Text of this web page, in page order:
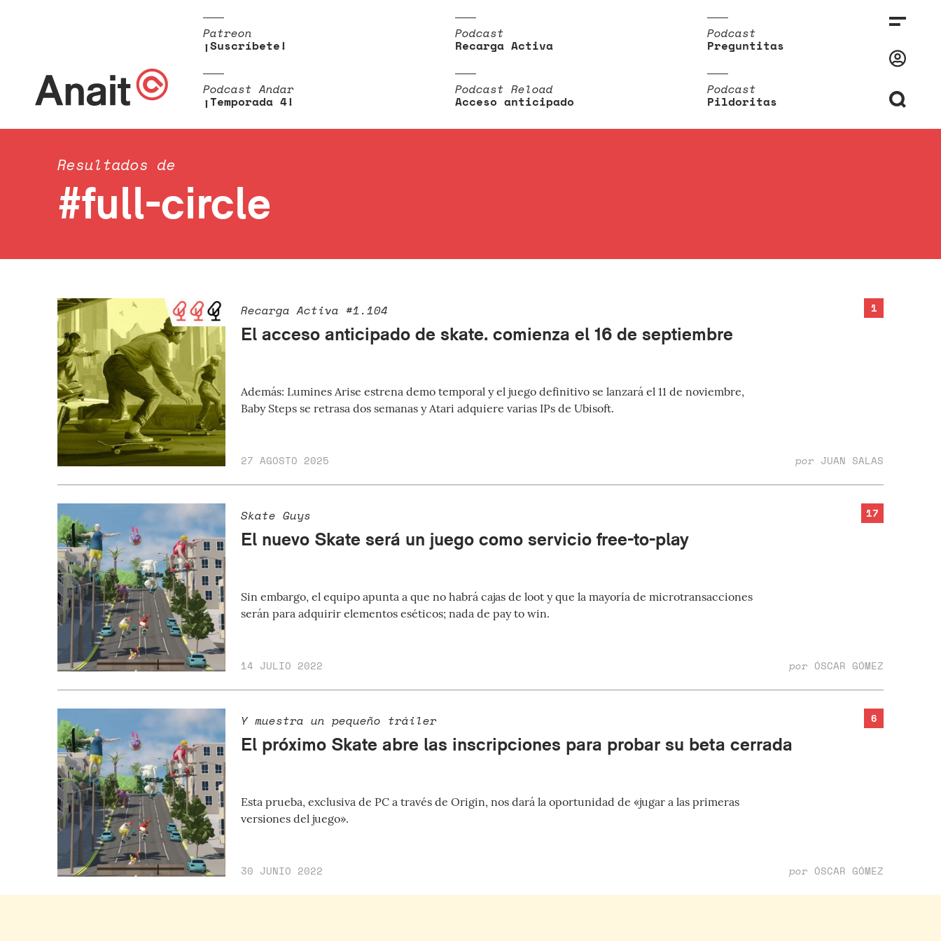
Patreon
¡Suscríbete!
Podcast
Recarga Activa
Podcast
Preguntitas
Podcast Andar
¡Temporada 4!
Podcast Reload
Acceso anticipado
Podcast
Pildoritas
Resultados de
#full-circle
1
Recarga Activa #1.104
El acceso anticipado de skate. comienza el 16 de septiembre
Además: Lumines Arise estrena demo temporal y el juego definitivo se lanzará el 11 de noviembre,
Baby Steps se retrasa dos semanas y Atari adquiere varias IPs de Ubisoft.
27 AGOSTO 2025 por JUAN SALAS
17
Skate Guys
El nuevo Skate será un juego como servicio free-to-play
Sin embargo, el equipo apunta a que no habrá cajas de loot y que la mayoría de microtransacciones
serán para adquirir elementos eséticos; nada de pay to win.
14 JULIO 2022 por ÓSCAR GÓMEZ
6
Y muestra un pequeño tráiler
El próximo Skate abre las inscripciones para probar su beta cerrada
Esta prueba, exclusiva de PC a través de Origin, nos dará la oportunidad de «jugar a las primeras
versiones del juego».
30 JUNIO 2022 por ÓSCAR GÓMEZ